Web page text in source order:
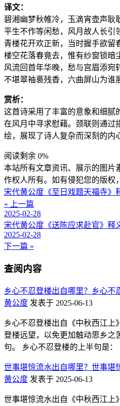
译文：
碧湘幽梦秋帷冷，玉滴宵壶声耿
平生不作等闲愁，风月故人长引
青楼花开欢正新，当时握手欲留
楼空花落春竟去，惟有纱窗锁暗
风流回首年华晚，愁与宫眉添宛
不堪翠袖裛残香，六曲屏山为谁
赏析：
这首诗采用了丰富的意象和细
在风月中寻求慰藉。颈联则通过
绘，展现了诗人复杂而深刻的内
阅读剩余 0%
本站所有文章资讯、展示的图片
作权人所有。如有侵犯您的版权
宋代黄公度《至日戏题天福寺》
« 上一篇
2025-02-28
宋代黄公度《送陈应求赴官》释
2025-02-28
下一篇 »
查阅内容
乡心不忍登楼出自哪里？乡心不
黄公度 发表于 2025-06-13
乡心不忍登楼出自《中秋西江
登楼远望，以免更加触动思乡之
句。 乡心不忍登楼的上半句是：
世事堪惊流水出自哪里？世事堪
黄公度 发表于 2025-06-13
世事堪惊流水出自《中秋西江上